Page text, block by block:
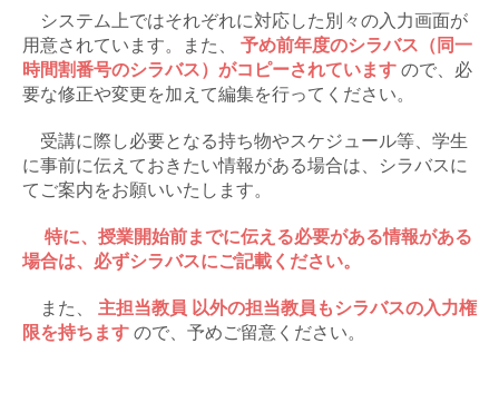
システム上ではそれぞれに対応した別々の入力画面が
用意されています。また、
予め前年度のシラバス（同一
時間割番号のシラバス）がコピーされています ので、必
要な修正や変更を加えて編集を行ってください。
受講に際し必要となる持ち物やスケジュール等、学生
に事前に伝えておきたい情報がある場合は、シラバスに
てご案内をお願いいたします。
特に、授業開始前までに伝える必要がある情報がある
場合は、必ずシラバスにご記載ください。
また、 主担当教員 以外の担当教員もシラバスの入力権
限を持ちます ので、予めご留意ください。